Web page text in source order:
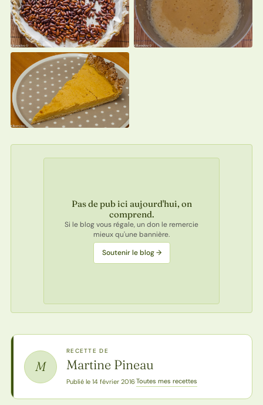
Pas de pub ici aujourd'hui, on
comprend.
Si le blog vous régale, un don le remercie
mieux qu'une bannière.
Soutenir le blog →
M
RECETTE DE
Martine Pineau
Publié le 14 février 2016·Toutes mes recettes